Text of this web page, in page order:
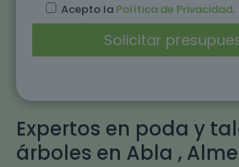
Expertos en poda y
árboles en Abla ,
Acepto la Política de Privacidad.